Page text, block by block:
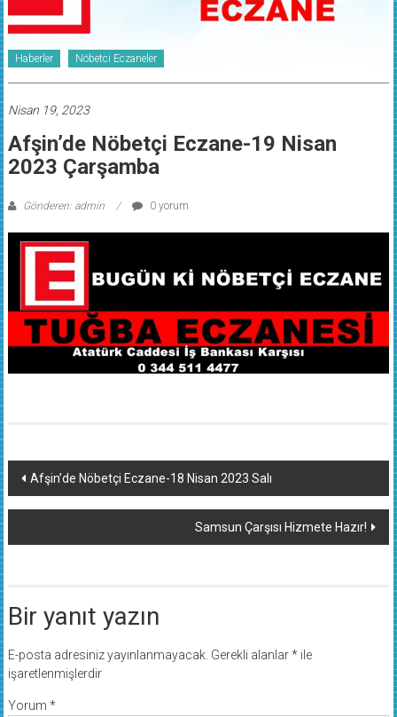
Haberler Nöbetci Eczaneler
Nisan 19, 2023
Afşin’de Nöbetçi Eczane-19 Nisan
2023 Çarşamba
Gönderen: admin 0 yorum
Yazı
dolaşımı
Afşin’de Nöbetçi Eczane-18 Nisan 2023 Salı
Samsun Çarşısı Hizmete Hazır!
Bir yanıt yazın
E-posta adresiniz yayınlanmayacak. Gerekli alanlar*ile
işaretlenmişlerdir
Yorum *